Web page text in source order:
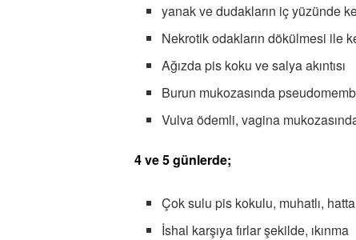
yanak ve dudakların iç yüzünde
Nekrotik odakların dökülmesi ile
Ağızda pis koku ve salya akıntısı
Burun mukozasında
Vulva ödemli, vagina
4 ve 5 günlerde;
Çok sulu pis kokulu, muhatlı,
İshal karşıya fırlar şekilde, ıkınma